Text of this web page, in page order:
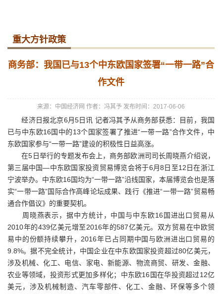
重大方针政策
商务部：我国已与13个中东欧国家签署“一带一路”合
作文件
来源：中国经济网 作者：冯其予 发布时间：2017-06-06
经济日报北京6月5日讯 记者冯其予从商务部获悉：目前，我国
已与中东欧16国中的13个国家签署了推进“一带一路”合作文件，中
东欧国家参与“一带一路”建设的积极性日益高涨。
在5日举行的专题发布会上，商务部欧洲司司长周晓燕介绍说，
第三届中国—中东欧国家投资贸易博览会将于6月8日至12日在浙江
宁波举办。中东欧16国均为“一带一路”沿线国家，本届博览会也是落
实“一带一路”国际合作高峰论坛成果、践行《推进“一带一路”贸易畅
通合作倡议》的重要契机。
周晓燕表示，据中方统计，中国与中东欧16国进出口贸易从
2010年的439亿美元增至2016年的587亿美元。双方贸易在中欧贸
易中的份额持续攀升，2016年已占同期中国与欧洲进出口贸易的
9.8%。据不完全统计，中国企业在中东欧国家投资超过80亿美元，
涉及机械、化工、电信、家电、新能源、物流商贸、研发、金融、
农业等领域，投资形式更加多样化；中东欧16国在华投资超过12亿
美元，涉及机械制造、汽车零部件、化工、金融、环保等多个领